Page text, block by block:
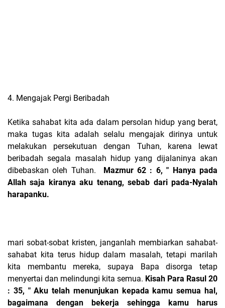
4. Mengajak Pergi Beribadah
Ketika sahabat kita ada dalam persolan hidup yang berat,
maka tugas kita adalah selalu mengajak dirinya untuk
melakukan persekutuan dengan Tuhan, karena lewat
beribadah segala masalah hidup yang dijalaninya akan
dibebaskan oleh Tuhan.
Mazmur 62 : 6, " Hanya pada
Allah saja kiranya aku tenang, sebab dari pada-Nyalah
harapanku.
mari sobat-sobat kristen, janganlah membiarkan sahabat-
sahabat kita terus hidup dalam masalah, tetapi marilah
kita membantu mereka, supaya Bapa disorga tetap
menyertai dan melindungi kita semua. Kisah Para Rasul 20
: 35, " Aku telah menunjukan kepada kamu semua hal,
bagaimana dengan bekerja sehingga kamu harus